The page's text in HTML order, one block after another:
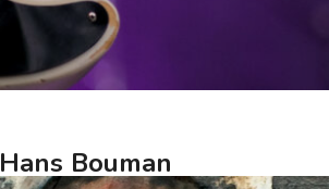
Hans Bouman